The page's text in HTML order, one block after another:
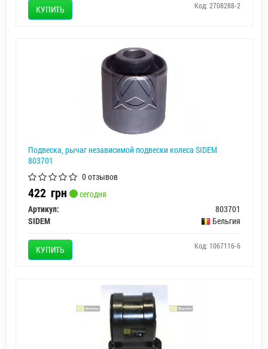
КУПИТЬ Код: 2708288-2
Подвеска, рычаг независимой подвески колеса SIDEM
803701
0 отзывов
422 грн
сегодня
Артикул:
803701
SIDEM
Бельгия
КУПИТЬ Код: 1067116-6